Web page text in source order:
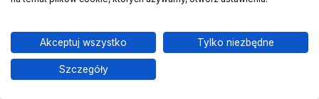
Akceptuj wszystko Tylko niezbędne
Szczegóły